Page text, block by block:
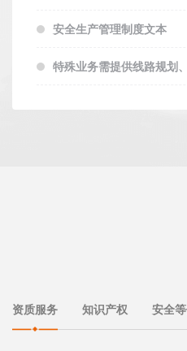
安全生产管理制度文本
特殊业务需提供线路规划
资质服务 知识产权 安全